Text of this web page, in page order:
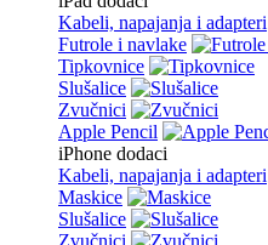
Kabeli, napajanja i adapteri
Futrole i navlake
Tipkovnice
Slušalice
Zvučnici
Apple Pencil
iPhone dodaci
Kabeli, napajanja i adapteri
Maskice
Slušalice